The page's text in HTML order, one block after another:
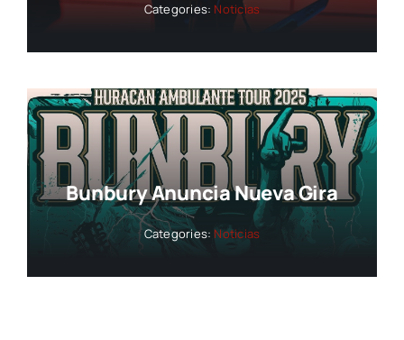
Categories: Noticias
Bunbury Anuncia Nueva Gira
Categories: Noticias